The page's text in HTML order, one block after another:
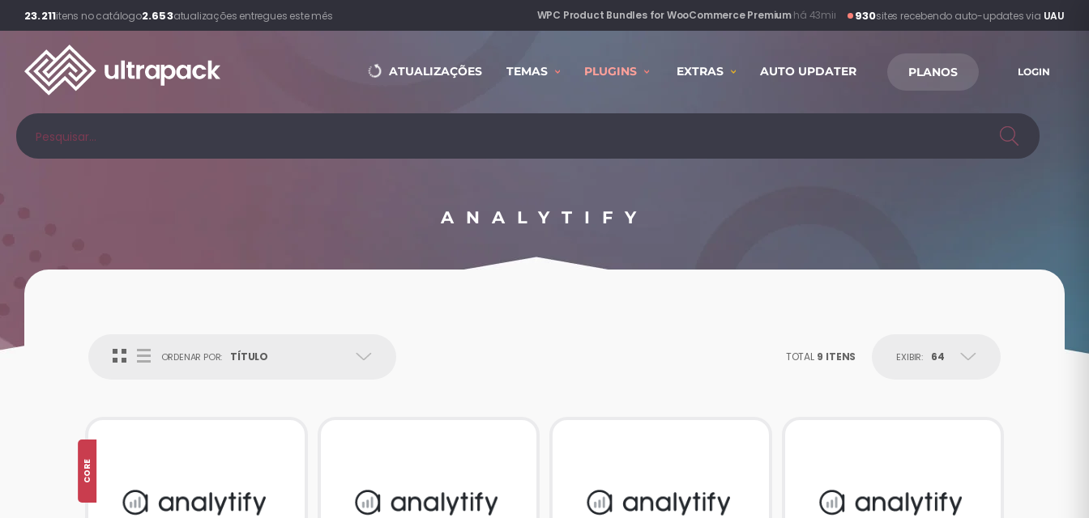
23.211itens no catálogo2.653atualizações entregues este mês 930sites recebendo auto-updates via UAU
WPC Product Bundles for WooCommerce Premium·há 43min
ATUALIZAÇÕES TEMAS PLUGINS EXTRAS AUTO UPDATER PLANOS LOGIN
ANALYTIFY
ORDENAR POR: TÍTULO TOTAL 9 ITENS EXIBIR: 64
CORE